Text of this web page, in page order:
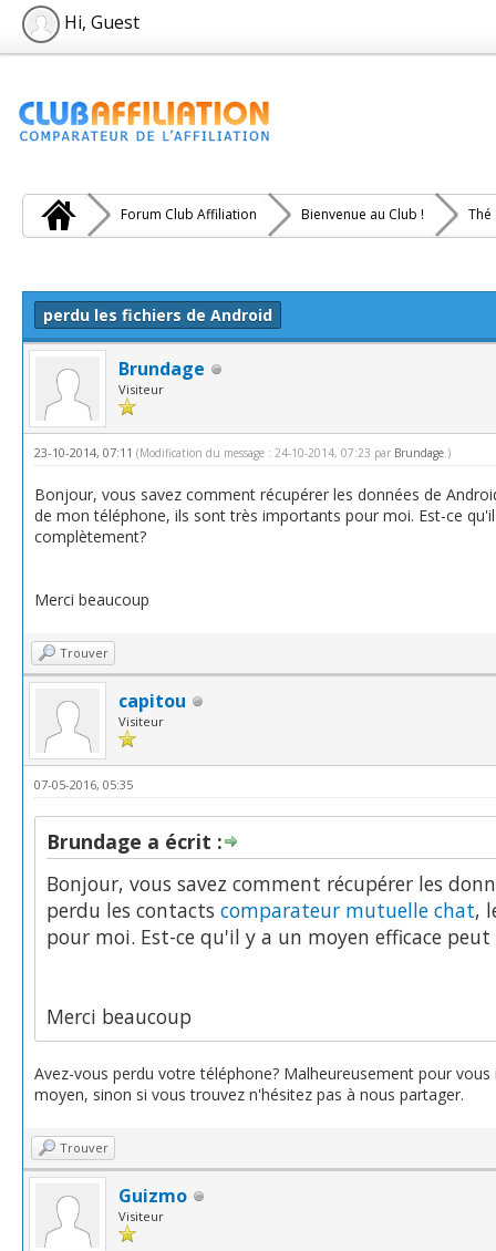
Hi, Guest
Forum Club Affiliation Bienvenue au Club ! Thé
perdu les fichiers de Android
Brundage
Visiteur
23-10-2014, 07:11 (Modification du message : 24-10-2014, 07:23 par Brundage.)
Bonjour, vous savez comment récupérer les données de
de mon téléphone, ils sont très importants pour moi. Est-ce
complètement?
Merci beaucoup
Trouver
capitou
Visiteur
07-05-2016, 05:35
Brundage a écrit :
Bonjour, vous savez comment récupérer les
perdu les contacts comparateur mutuelle chat,
pour moi. Est-ce qu'il y a un moyen efficace
Merci beaucoup
Avez-vous perdu votre téléphone? Malheureusement pour
moyen, sinon si vous trouvez n'hésitez pas à nous partager.
Trouver
Guizmo
Visiteur